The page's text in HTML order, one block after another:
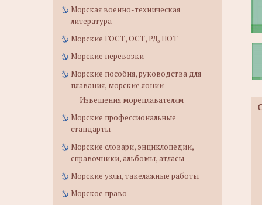
Морская военно-техническая
литература
Морские ГОСТ, ОСТ, РД, ПОТ
Морские перевозки
Морские пособия, руководства для
плавания, морские лоции
Извещения мореплавателям
Морские профессиональные
стандарты
Морские словари, энциклопедии,
справочники, альбомы, атласы
Морские узлы, такелажные работы
Морское право